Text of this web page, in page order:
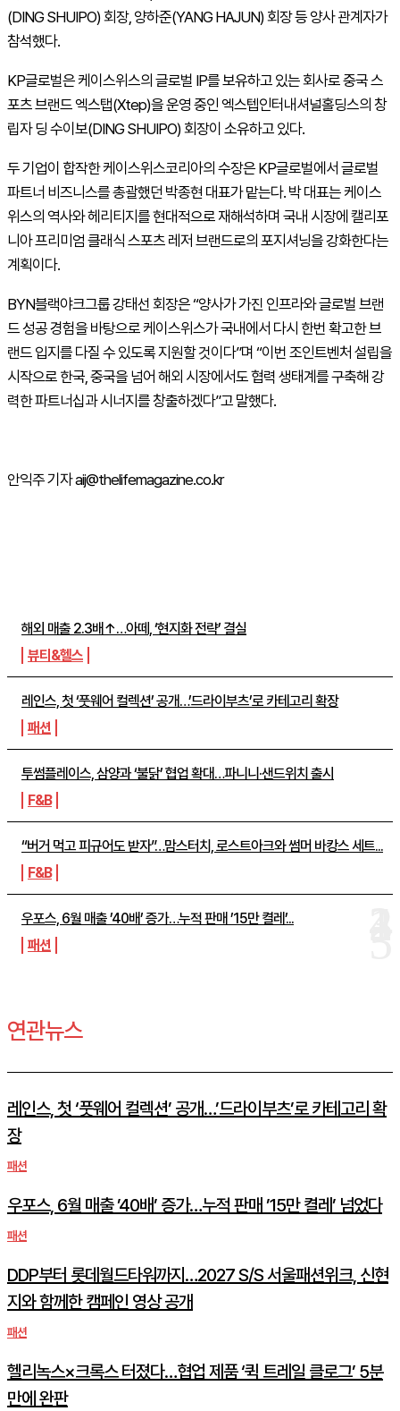
해외 매출 2.3배↑…아떼, ‘현지화 전략’ 결실
뷰티&헬스
레인스, 첫 ‘풋웨어 컬렉션’ 공개…’드라이부츠’로 카테고리 확장
패션
투썸플레이스, 삼양과 ‘불닭’ 협업 확대…파니니·샌드위치 출시
F&B
“버거 먹고 피규어도 받자”…맘스터치, 로스트아크와 썸머 바캉스 세트...
F&B
우포스, 6월 매출 ’40배’ 증가…누적 판매 ’15만 켤레’...
패션
연관뉴스
레인스, 첫 ‘풋웨어 컬렉션’ 공개…’드라이부츠’로 카테고리 확
장
패션
우포스, 6월 매출 ’40배’ 증가…누적 판매 ’15만 켤레’ 넘었다
패션
DDP부터 롯데월드타워까지…2027 S/S 서울패션위크, 신현
지와 함께한 캠페인 영상 공개
패션
헬리녹스×크록스 터졌다…협업 제품 ‘퀵 트레일 클로그’ 5분
만에 완판
(DING SHUIPO)회장, 양하준(YANG HAJUN)회장 등 양사 관계자가
참석했다.
KP글로벌은케이스위스의 글로벌 IP를 보유하고 있는 회사로 중국 스
포츠 브랜드 엑스탭(Xtep)을 운영 중인 엑스텝인터내셔널홀딩스의 창
립자 딩 수이보(DING SHUIPO)회장이 소유하고 있다.
두 기업이 합작한 케이스위스코리아의 수장은 KP글로벌에서 글로벌
파트너 비즈니스를 총괄했던 박종현 대표가 맡는다. 박 대표는 케이스
위스의 역사와 헤리티지를 현대적으로 재해석하며 국내 시장에 캘리포
니아 프리미엄 클래식 스포츠 레저 브랜드로의 포지셔닝을 강화한다는
계획이다.
BYN블랙야크그룹 강태선 회장은 “양사가 가진 인프라와 글로벌 브랜
드 성공 경험을 바탕으로 케이스위스가 국내에서 다시 한번 확고한 브
랜드 입지를 다질 수 있도록 지원할 것이다”며 “이번 조인트벤처 설립을
시작으로 한국,중국을 넘어 해외 시장에서도 협력 생태계를 구축해 강
력한 파트너십과 시너지를 창출하겠다”고 말했다.
안익주 기자 aij@thelifemagazine.co.kr